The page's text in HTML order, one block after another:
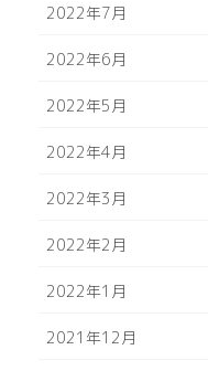
2022年7月
2022年6月
2022年5月
2022年4月
2022年3月
2022年2月
2022年1月
2021年12月